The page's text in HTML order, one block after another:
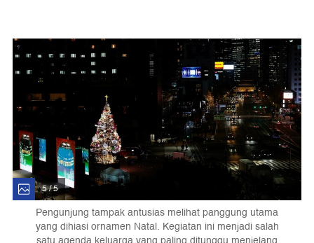
5 / 5
Pengunjung tampak antusias melihat panggung utama
yang dihiasi ornamen Natal. Kegiatan ini menjadi salah